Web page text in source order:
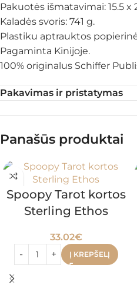
Pakuotės išmatavimai: 15.5 x
Kaladės svoris: 741 g.
Plastiku aptrauktos
Pagaminta Kinijoje.
100% originalus Schiffer
Pakavimas ir pristatymas
Panašūs produktai
Spoopy Tarot kortos
Sterling Ethos
33.02€
Į KREPŠELĮ